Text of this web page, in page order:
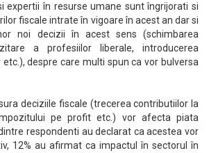
expertii în resurse umane sunt îngrijorati si
fiscale intrate în vigoare în acest an dar si
noi decizii în acest sens (schimbarea
a profesiilor liberale, introducerea
despre care multi spun ca vor bulversa
deciziile fiscale (trecerea contributiilor la
pe profit etc.) vor afecta piata
respondenti au declarat ca acestea vor
12% au afirmat ca impactul în sectorul în